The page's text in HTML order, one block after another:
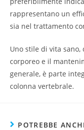
rappresentano un
sia nel trattamento
Uno stile di vita
corporeo e il
generale, è parte
colonna vertebrale.
POTREBBE